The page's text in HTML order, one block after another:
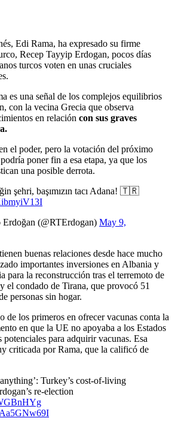
Edi Rama, ha expresado su firme
Recep Tayyip Erdogan, pocos días
turcos voten en unas cruciales
es una señal de los complejos equilibrios
con la vecina Grecia que observa
en relación con sus graves
el poder, pero la votación del próximo
poner fin a esa etapa, ya que los
una posible derrota.
şehri, başımızın tacı Adana! 🇹🇷
(@RTErdogan) May 9,
buenas relaciones desde hace mucho
importantes inversiones en Albania y
para la reconstrucción tras el terremoto de
el condado de Tirana, que provocó 51
personas sin hogar.
de los primeros en ofrecer vacunas conta la
en que la UE no apoyaba a los Estados
para adquirir vacunas. Esa
criticada por Rama, que la calificó de
Turkey’s cost-of-living
re-election